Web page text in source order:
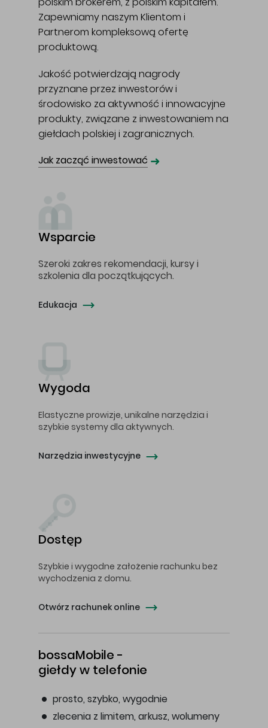
Zapewniamy naszym Klientom i
Partnerom kompleksową ofertę
produktową.
Jakość potwierdzają nagrody
przyznane przez inwestorów i
środowisko za aktywność i innowacyjne
produkty, związane z inwestowaniem na
giełdach polskiej i zagranicznych.
Jak zacząć inwestować ➜
Wsparcie
Szeroki zakres rekomendacji, kursy i
szkolenia dla początkujących.
Edukacja
Wygoda
Elastyczne prowizje, unikalne narzędzia i
szybkie systemy dla aktywnych.
Narzędzia inwestycyjne
Dostęp
Szybkie i wygodne założenie rachunku bez
wychodzenia z domu.
Otwórz rachunek online
bossaMobile -
giełdy w telefonie
prosto, szybko, wygodnie
zlecenia z limitem, arkusz, wolumeny